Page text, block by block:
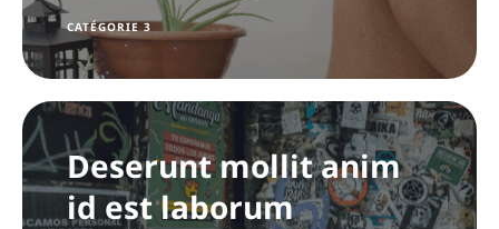
CATÉGORIE 3
Deserunt mollit anim
id est laborum